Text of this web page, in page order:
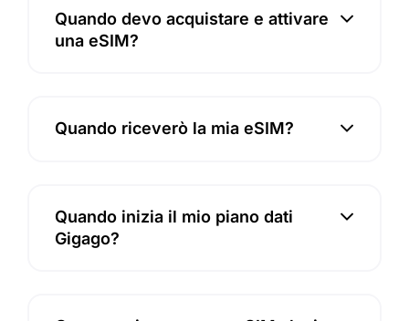
Quando devo acquistare e attivare
una eSIM?
Quando riceverò la mia eSIM?
Quando inizia il mio piano dati
Gigago?